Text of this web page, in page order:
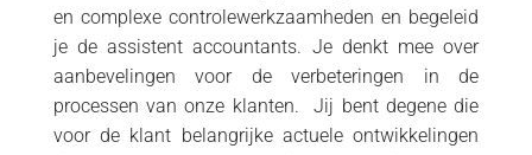
en complexe controlewerkzaamheden en begeleid
je de assistent accountants. Je denkt mee over
aanbevelingen voor de verbeteringen in de
processen van onze klanten. Jij bent degene die
voor de klant belangrijke actuele ontwikkelingen